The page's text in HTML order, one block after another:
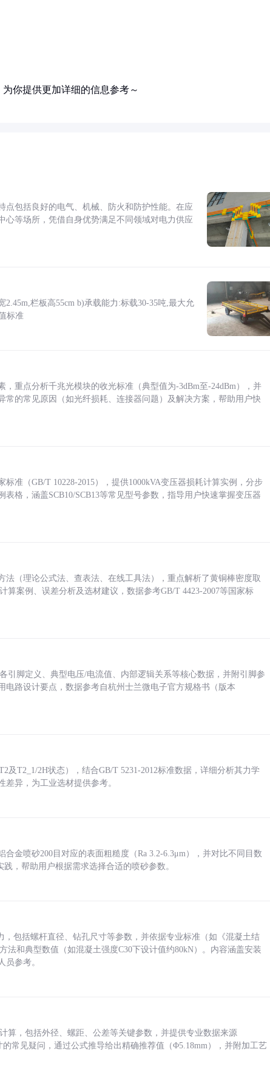
你提供更加详细的信息参考～
包括良好的电气、机械、防火和防护性能。在应
心等场所，凭借自身优势满足不同领域对电力供应
栏板高55cm b)承载能力:标载30-35吨,最大允
标准
重点分析千兆光模块的收光标准（典型值为-3dBm至-24dBm），并
的常见原因（如光纤损耗、连接器问题）及解决方案，帮助用户快
准（GB/T 10228-2015），提供1000kVA变压器损耗计算实例，分步
格，涵盖SCB10/SCB13等常见型号参数，指导用户快速掌握变压器
（理论公式法、查表法、在线工具法），重点解析了黄铜棒密度取
算案例、误差分析及选材建议，数据参考GB/T 4423-2007等国家标
引脚定义、典型电压/电流值、内部逻辑关系等核心数据，并附引脚参
路设计要点，数据参考自杭州士兰微电子官方规格书（版本
及T2_1/2H状态），结合GB/T 5231-2012标准数据，详细分析其力学
异，为工业选材提供参考。
金喷砂200目对应的表面粗糙度（Ra 3.2-6.3μm），并对比不同目数
，帮助用户根据需求选择合适的喷砂参数。
包括螺杆直径、钻孔尺寸等参数，并依据专业标准（如《混凝土结
法和典型数值（如混凝土强度C30下设计值约80kN）。内容涵盖安装
员参考。
算，包括外径、螺距、公差等关键参数，并提供专业数据来源
的常见疑问，通过公式推导给出精确推荐值（Φ5.18mm），并附加工艺